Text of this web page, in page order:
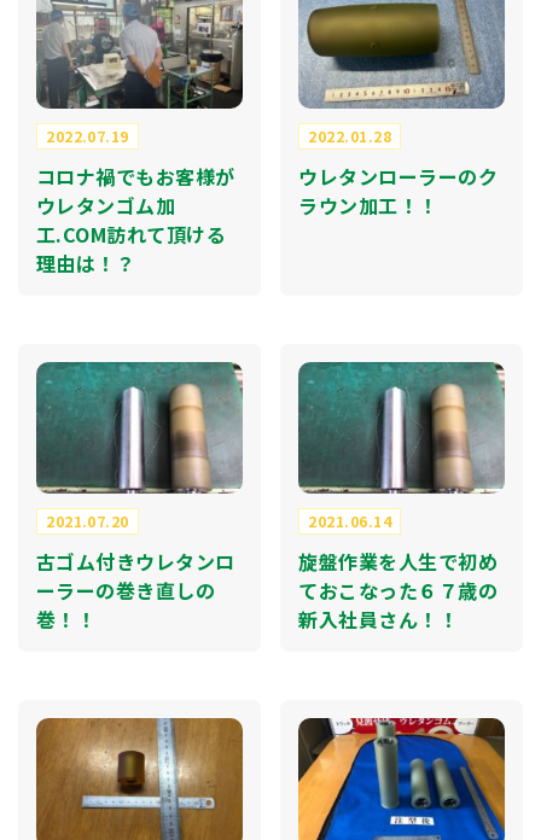
2022.07.19
コロナ禍でもお客様が
ウレタンゴム加
工.COM訪れて頂ける
理由は！？
2022.01.28
ウレタンローラーのク
ラウン加工！！
2021.07.20
古ゴム付きウレタンロ
ーラーの巻き直しの
巻！！
2021.06.14
旋盤作業を人生で初め
ておこなった６７歳の
新入社員さん！！